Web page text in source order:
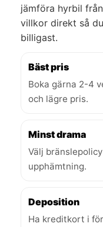
jämföra hyrbil från
villkor direkt så
billigast.
Bäst pris
Boka gärna 2-4
och lägre pris.
Minst drama
Välj
upphämtning.
Deposition
Ha kreditkort i